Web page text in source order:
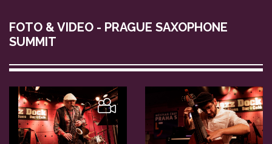
FOTO & VIDEO - PRAGUE SAXOPHONE
SUMMIT